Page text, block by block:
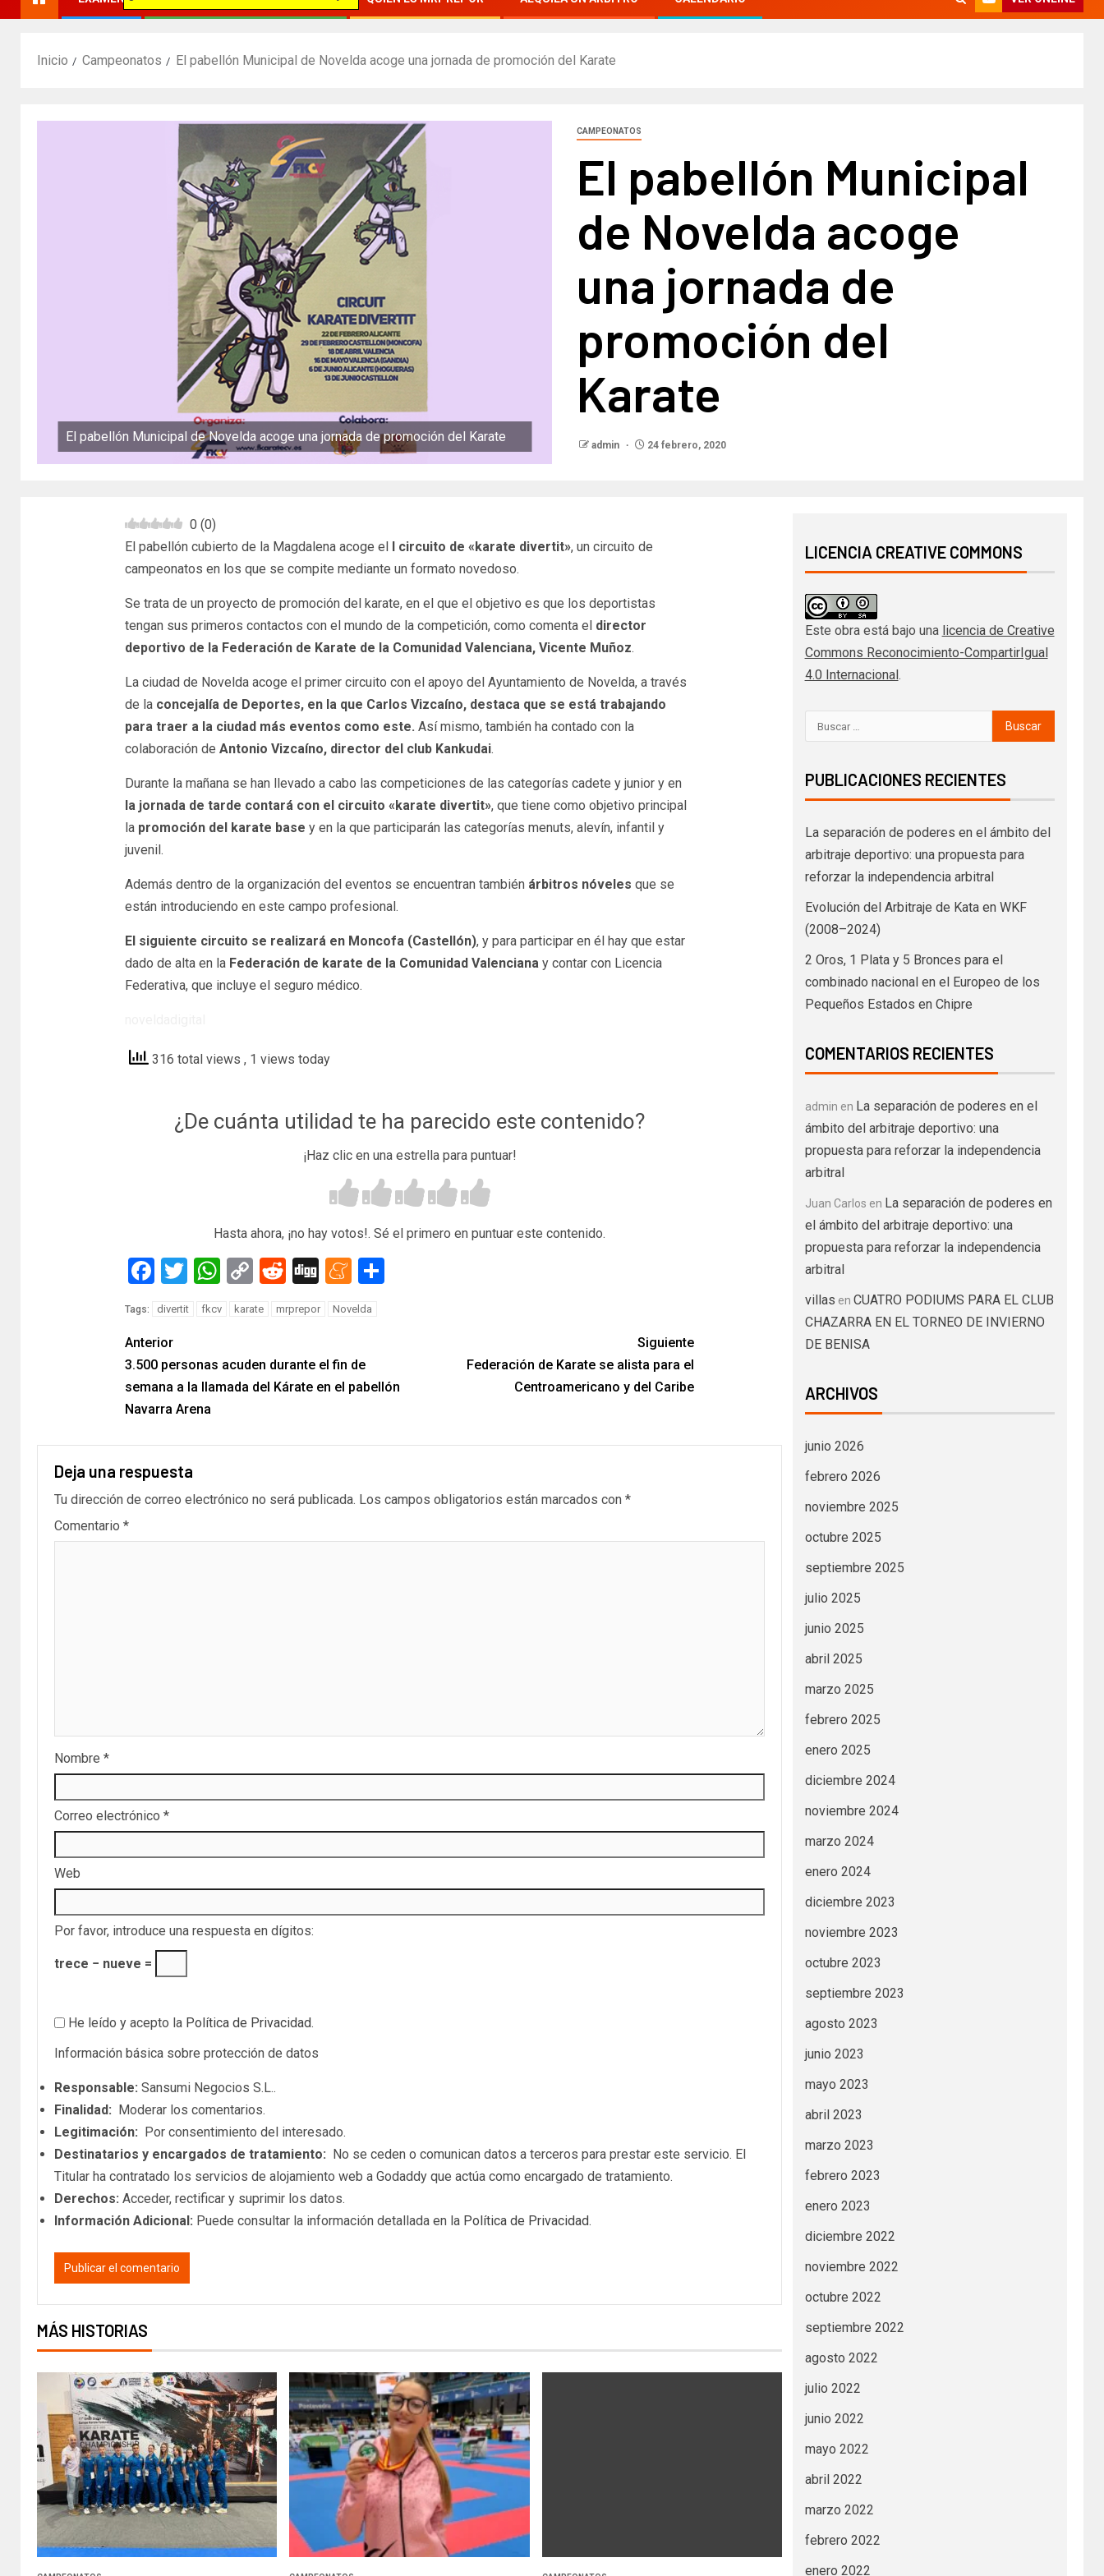
Inicio Campeonatos El pabellón Municipal de Novelda acoge una jornada de promoción del Karate
El pabellón Municipal de Novelda acoge una jornada de promoción del Karate
CAMPEONATOS
El pabellón Municipal
de Novelda acoge
una jornada de
promoción del
Karate
admin 24 febrero, 2020
0 (0)
El pabellón cubierto de la Magdalena acoge el I circuito de «karate divertit», un circuito de
campeonatos en los que se compite mediante un formato novedoso.
Se trata de un proyecto de promoción del karate, en el que el objetivo es que los deportistas
tengan sus primeros contactos con el mundo de la competición, como comenta el director
deportivo de la Federación de Karate de la Comunidad Valenciana, Vicente Muñoz.
La ciudad de Novelda acoge el primer circuito con el apoyo del Ayuntamiento de Novelda, a través
de laconcejalía de Deportes, en la que Carlos Vizcaíno, destaca que se está trabajando
para traer a la ciudad más eventos como este. Así mismo, también ha contado con la
colaboración de Antonio Vizcaíno, director del club Kankudai.
Durante la mañana se han llevado a cabo las competiciones de las categorías cadete y junior y en
la jornada de tarde contará con el circuito «karate divertit», que tiene como objetivo principal
la promoción del karate base y en la que participarán las categorías menuts, alevín, infantil y
juvenil.
Además dentro de la organización del eventos se encuentran también árbitros nóveles que se
están introduciendo en este campo profesional.
El siguiente circuito se realizará en Moncofa (Castellón), y para participar en él hay que estar
dado de alta en la Federación de karate de la Comunidad Valencianay contar con Licencia
Federativa, que incluye el seguro médico.
316 total views , 1 views today
¿De cuánta utilidad te ha parecido este contenido?
¡Haz clic en una estrella para puntuar!
Hasta ahora, ¡no hay votos!. Sé el primero en puntuar este contenido.
Facebook
Twitter
WhatsApp
Copy
Link
Reddit
DiggMeneame
Compartir
Tags: divertit fkcv karate mrprepor Novelda
Anterior
3.500 personas acuden durante el fin de
semana a la llamada del Kárate en el pabellón
Navarra Arena
Siguiente
Federación de Karate se alista para el
Centroamericano y del Caribe
Deja una respuesta
Tu dirección de correo electrónico no será publicada. Los campos obligatorios están marcados con *
Comentario *
Nombre *
Correo electrónico *
Web
Por favor, introduce una respuesta en dígitos:
trece − nueve =
He leído y acepto la Política de Privacidad.
Información básica sobre protección de datos
Responsable: Sansumi Negocios S.L..
Finalidad: Moderar los comentarios.
Legitimación: Por consentimiento del interesado.
Destinatarios y encargados de tratamiento: No se ceden o comunican datos a terceros para prestar este servicio. El
Titular ha contratado los servicios de alojamiento web a Godaddy que actúa como encargado de tratamiento.
Derechos: Acceder, rectificar y suprimir los datos.
Información Adicional: Puede consultar la información detallada en la Política de Privacidad.
MÁS HISTORIAS
LICENCIA CREATIVE COMMONS
Este obra está bajo una licencia de Creative
Commons Reconocimiento-CompartirIgual
4.0 Internacional.
PUBLICACIONES RECIENTES
La separación de poderes en el ámbito del
arbitraje deportivo: una propuesta para
reforzar la independencia arbitral
Evolución del Arbitraje de Kata en WKF
(2008–2024)
2 Oros, 1 Plata y 5 Bronces para el
combinado nacional en el Europeo de los
Pequeños Estados en Chipre
COMENTARIOS RECIENTES
admin en La separación de poderes en el
ámbito del arbitraje deportivo: una
propuesta para reforzar la independencia
arbitral
Juan Carlos en La separación de poderes en
el ámbito del arbitraje deportivo: una
propuesta para reforzar la independencia
arbitral
villas en CUATRO PODIUMS PARA EL CLUB
CHAZARRA EN EL TORNEO DE INVIERNO
DE BENISA
ARCHIVOS
junio 2026
febrero 2026
noviembre 2025
octubre 2025
septiembre 2025
julio 2025
junio 2025
abril 2025
marzo 2025
febrero 2025
enero 2025
diciembre 2024
noviembre 2024
marzo 2024
enero 2024
diciembre 2023
noviembre 2023
octubre 2023
septiembre 2023
agosto 2023
junio 2023
mayo 2023
abril 2023
marzo 2023
febrero 2023
enero 2023
diciembre 2022
noviembre 2022
octubre 2022
septiembre 2022
agosto 2022
julio 2022
junio 2022
mayo 2022
abril 2022
marzo 2022
febrero 2022
enero 2022